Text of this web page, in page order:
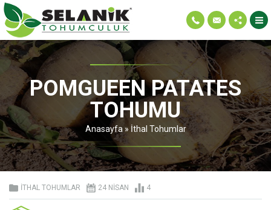
POMGUEEN PATATES
TOHUMU
Anasayfa » İthal Tohumlar
İTHAL TOHUMLAR 24 NISAN 4